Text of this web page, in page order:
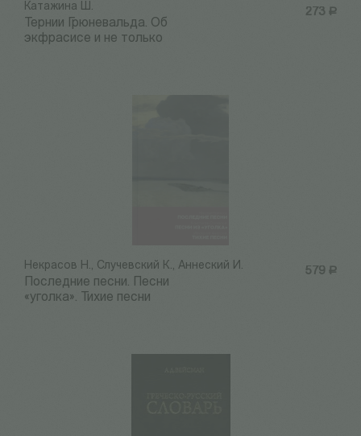
273 Р
Катажина Ш.
Тернии Грюневальда. Об
экфрасисе и не только
579 Р
Некрасов Н., Случевский К., Аннеский И.
Последние песни. Песни
«уголка». Тихие песни